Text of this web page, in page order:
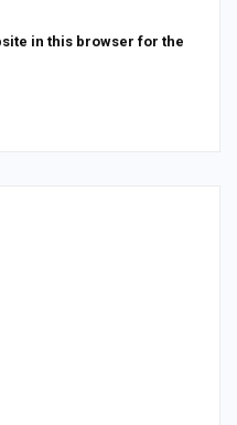
in this browser for the